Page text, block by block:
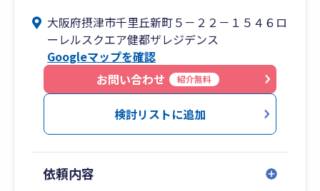
業様、上場企業の子会社様など、税務会計・財務
会計問わず幅広く対応させて頂いております！
記帳代行や税務顧問をお探しの皆様、ぜひ一度事
務所へお問合せ下さい！
大阪府摂津市千里丘新町５－２２－１５４６ロ
ーレルスクエア健都ザレジデンス
Googleマップを確認
お問い合わせ
紹介無料
検討リストに追加
依頼内容